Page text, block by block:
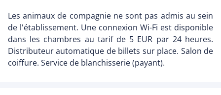
Les animaux de compagnie ne sont pas admis au sein
de l'établissement. Une connexion Wi-Fi est disponible
dans les chambres au tarif de 5 EUR par 24 heures.
Distributeur automatique de billets sur place. Salon de
coiffure. Service de blanchisserie (payant).